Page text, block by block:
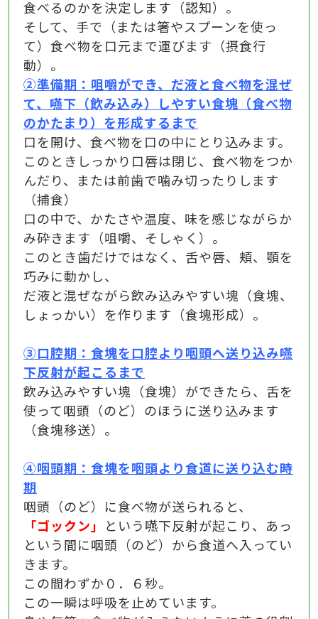
食べるのかを決定します（認知）。
そして、手で（または箸やスプーンを使っ
て）食べ物を口元まで運びます（摂食行
動）。
②準備期：咀嚼ができ、だ液と食べ物を混ぜ
て、嚥下（飲み込み）しやすい食塊（食べ物
のかたまり）を形成するまで
口を開け、食べ物を口の中にとり込みます。
このときしっかり口唇は閉じ、食べ物をつか
んだり、または前歯で噛み切ったりします
（捕食）
口の中で、かたさや温度、味を感じながらか
み砕きます（咀嚼、そしゃく）。
このとき歯だけではなく、舌や唇、頬、顎を
巧みに動かし、
だ液と混ぜながら飲み込みやすい塊（食塊、
しょっかい）を作ります（食塊形成）。
③口腔期：食塊を口腔より咽頭へ送り込み嚥
下反射が起こるまで
飲み込みやすい塊（食塊）ができたら、舌を
使って咽頭（のど）のほうに送り込みます
（食塊移送）。
④咽頭期：食塊を咽頭より食道に送り込む時
期
咽頭（のど）に食べ物が送られると、
「ゴックン」 という嚥下反射が起こり、あっ
という間に咽頭（のど）から食道へ入ってい
きます。
この間わずか０．６秒。
この一瞬は呼吸を止めています。